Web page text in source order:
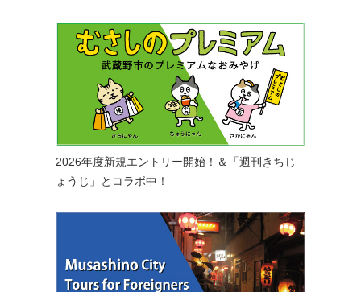
2026年度新規エントリー開始！＆「週刊きちじ
ょうじ」とコラボ中！